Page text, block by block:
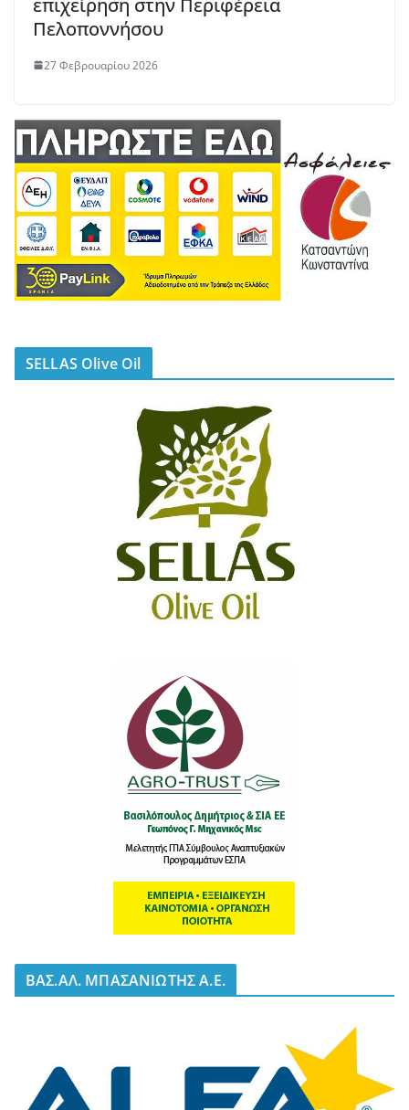
Πελοποννήσου
27 Φεβρουαρίου 2026
SELLAS Olive Oil
BΑΣ.ΑΛ. ΜΠΑΣΑΝΙΩΤΗΣ Α.Ε.